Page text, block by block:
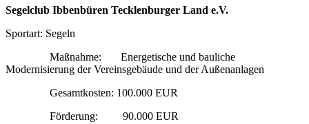
Segelclub Ibbenbüren Tecklenburger Land e.V.
Sportart: Segeln
Maßnahme: Energetische und bauliche
Modernisierung der Vereinsgebäude und der Außenanlagen
Gesamtkosten: 100.000 EUR
Förderung: 90.000 EUR